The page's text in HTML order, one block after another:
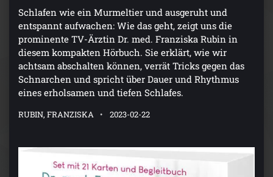
Schlafen wie ein Murmeltier und ausgeruht und
entspannt aufwachen: Wie das geht, zeigt uns die
prominente TV-Ärztin Dr. med. Franziska Rubin in
diesem kompakten Hörbuch. Sie erklärt, wie wir
achtsam abschalten können, verrät Tricks gegen das
Schnarchen und spricht über Dauer und Rhythmus
eines erholsamen und tiefen Schlafes.
RUBIN, FRANZISKA 2023-02-22